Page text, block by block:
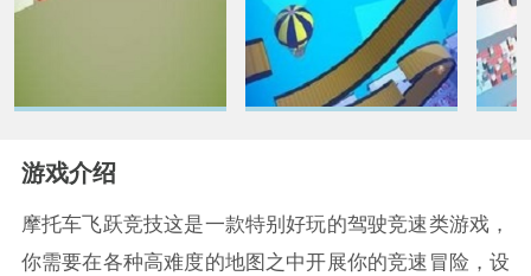
游戏介绍
摩托车飞跃竞技这是一款特别好玩的驾驶竞速类游戏，
你需要在各种高难度的地图之中开展你的竞速冒险，设